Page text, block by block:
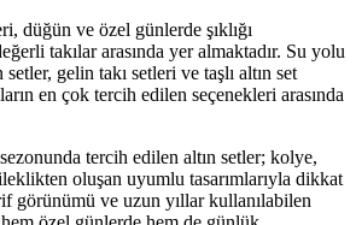
düğün ve özel günlerde şıklığı
takılar arasında yer almaktadır. Su yolu
setler, gelin takı setleri ve taşlı altın set
en çok tercih edilen seçenekleri arasında
tercih edilen altın setler; kolye,
oluşan uyumlu tasarımlarıyla dikkat
görünümü ve uzun yıllar kullanılabilen